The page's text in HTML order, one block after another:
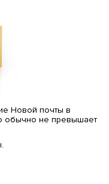
Новой почты в
обычно не превышает